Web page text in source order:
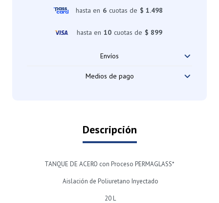
hasta en 6 cuotas de $ 1.498
hasta en 10 cuotas de $ 899
Envíos
Medios de pago
Descripción
TANQUE DE ACERO con Proceso PERMAGLASS*
Aislación de Poliuretano Inyectado
20 L